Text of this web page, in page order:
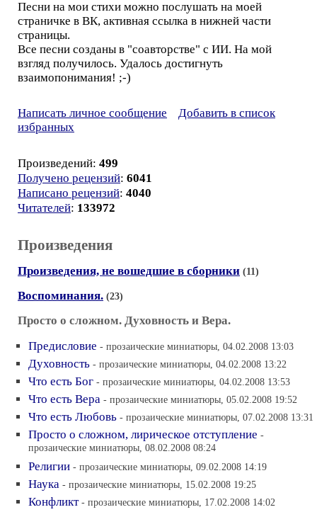
Песни на мои стихи можно послушать на моей
страничке в ВК, активная ссылка в нижней части
страницы.
Все песни созданы в "соавторстве" с ИИ. На мой
взгляд получилось. Удалось достигнуть
взаимопонимания! ;-)
Написать личное сообщение
Добавить в список
избранных
Произведений: 499
Получено рецензий: 6041
Написано рецензий: 4040
Читателей: 133972
Произведения
Произведения, не вошедшие в сборники (11)
Воспоминания. (23)
Просто о сложном. Духовность и Вера.
Предисловие - прозаические миниатюры, 04.02.2008 13:03
Духовность - прозаические миниатюры, 04.02.2008 13:22
Что есть Бог - прозаические миниатюры, 04.02.2008 13:53
Что есть Вера - прозаические миниатюры, 05.02.2008 19:52
Что есть Любовь - прозаические миниатюры, 07.02.2008 13:31
Просто о сложном, лирическое отступление -
прозаические миниатюры, 08.02.2008 08:24
Религии - прозаические миниатюры, 09.02.2008 14:19
Наука - прозаические миниатюры, 15.02.2008 19:25
Конфликт - прозаические миниатюры, 17.02.2008 14:02